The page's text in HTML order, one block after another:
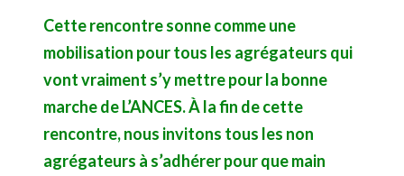
Cette rencontre sonne comme une
mobilisation pour tous les agrégateurs qui
vont vraiment s’y mettre pour la bonne
marche de L’ANCES. À la fin de cette
rencontre, nous invitons tous les non
agrégateurs à s’adhérer pour que main